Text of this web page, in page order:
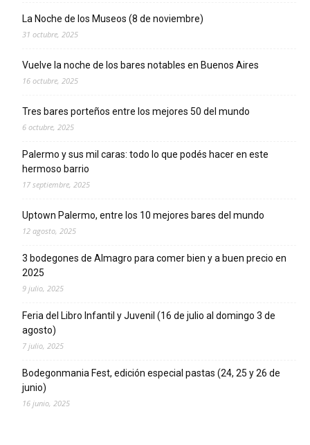
La Noche de los Museos (8 de noviembre)
31 octubre, 2025
Vuelve la noche de los bares notables en Buenos Aires
16 octubre, 2025
Tres bares porteños entre los mejores 50 del mundo
6 octubre, 2025
Palermo y sus mil caras: todo lo que podés hacer en este
hermoso barrio
17 septiembre, 2025
Uptown Palermo, entre los 10 mejores bares del mundo
12 agosto, 2025
3 bodegones de Almagro para comer bien y a buen precio en
2025
9 julio, 2025
Feria del Libro Infantil y Juvenil (16 de julio al domingo 3 de
agosto)
7 julio, 2025
Bodegonmania Fest, edición especial pastas (24, 25 y 26 de
junio)
16 junio, 2025